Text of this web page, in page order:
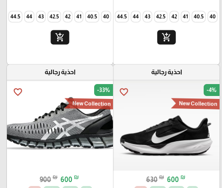
40
40.5
41
42
42.5
43
44
44.5
45
add_shopping_cart
40
40.5
41
42
42.5
43
44
44.5
add_shopping_cart
احذية رجالية
favorite_border -4%
New Collection
630 ₪ 600 ₪
احذية رجالية
favorite_border -33%
New Collection
900 ₪ 600 ₪